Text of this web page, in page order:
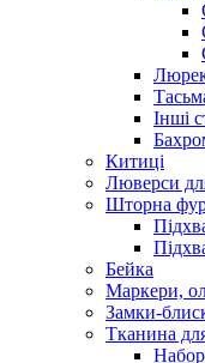
Інші
Китиці
Люверси
Шторна
Бейка
Маркери,
Замки-
Тканина